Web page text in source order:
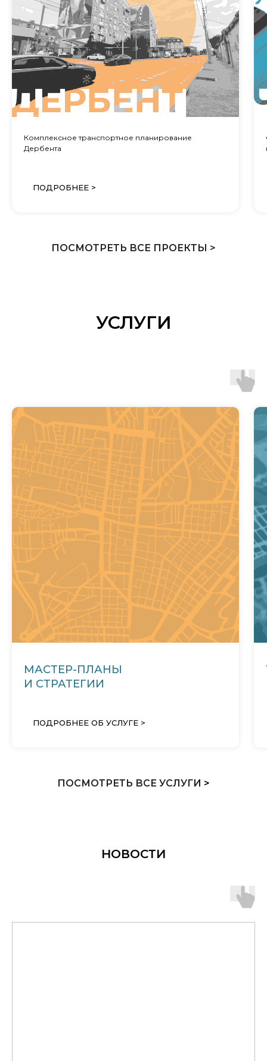
Комплексное транспортное планирование
Дербента
ПОДРОБНЕЕ >
ПОСМОТРЕТЬ ВСЕ ПРОЕКТЫ >
УСЛУГИ
МАСТЕР-ПЛАНЫ
И СТРАТЕГИИ
ПОДРОБНЕЕ ОБ УСЛУГЕ >
ПОСМОТРЕТЬ ВСЕ УСЛУГИ >
НОВОСТИ